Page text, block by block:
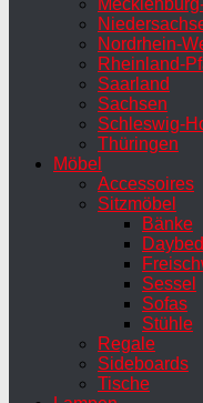
Nordrhein-
Rheinland-
Saarland
Sachsen
Schleswig-
Thüringen
Möbel
Accessoires
Sitzmöbel
Bänke
Sessel
Sofas
Stühle
Regale
Sideboards
Tische